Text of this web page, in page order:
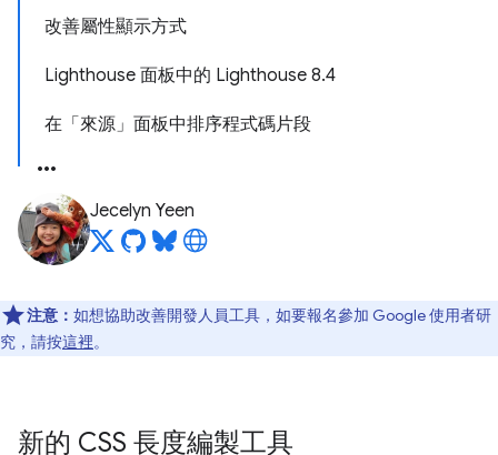
改善屬性顯示方式
Lighthouse 面板中的 Lighthouse 8.4
在「來源」面板中排序程式碼片段
Jecelyn Yeen
注意： 如想協助改善開發人員工具，如要報名參加 Google 使用者研
究，請按這裡。
新的 CSS 長度編製工具